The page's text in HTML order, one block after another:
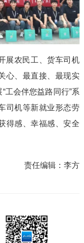
展农民工、货车司机
心、最直接、最现实
工会伴您益路同行”系
司机等新就业形态劳
得感、幸福感、安全
责任编辑：李方